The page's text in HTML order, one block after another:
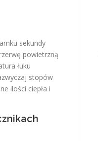
sekundy
powietrzną
łuku
stopów
ilości ciepła i